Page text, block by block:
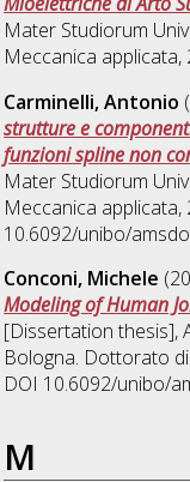
Mater Studiorum
Meccanica applicata,
Carminelli, Antonio
strutture e
funzioni spline non
Mater Studiorum
Meccanica applicata,
10.6092/unibo/
Conconi, Michele
Modeling of Human
[Dissertation thesis],
Bologna. Dottorato
DOI 10.6092/unibo/
M